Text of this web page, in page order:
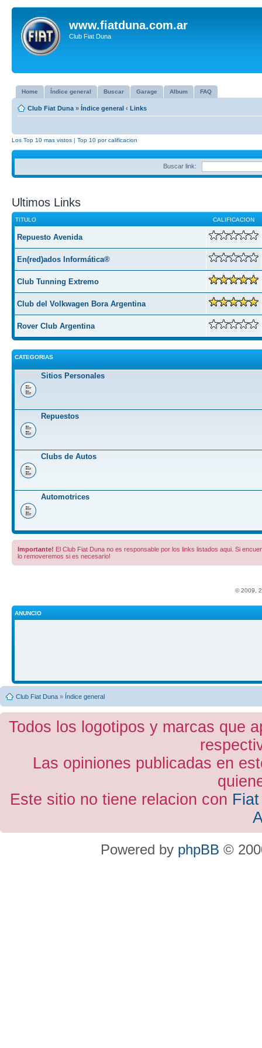
www.fiatduna.com.ar
Club Fiat Duna
Home Índice general Buscar Garage Album FAQ
Club Fiat Duna » Índice general ‹ Links
Los Top 10 mas vistos | Top 10 por calificacion
Buscar link:
Ultimos Links
TITULO CALIFICACION
Repuesto Avenida
En(red)ados Informática®
Club Tunning Extremo
Club del Volkwagen Bora Argentina
Rover Club Argentina
CATEGORIAS
Sitios Personales
Repuestos
Clubs de Autos
Automotrices
Importante! El Club Fiat Duna no es responsable por los links listados aqui. Si
lo removeremos si es necesario!
© 2009,
ANUNCIO
Club Fiat Duna » Índice general
Todos los logotipos y marcas que
Las opiniones publicadas en
Este sitio no tiene relacion con
Powered by phpBB ©